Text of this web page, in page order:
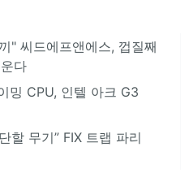
" 씨드에프앤에스, 껍질째
다
밍 CPU, 인텔 아크 G3
할 무기” FIX 트랩 파리